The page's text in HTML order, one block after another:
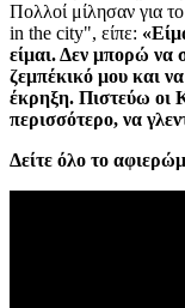
Πολλοί μίλησαν για
in the city", είπε:
είμαι. Δεν μπορώ να
ζεμπέκικό μου και
έκρηξη. Πιστεύω οι
περισσότερο, να
Δείτε όλο το